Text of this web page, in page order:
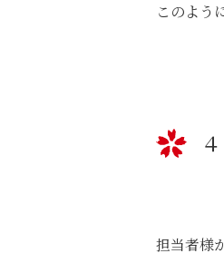
このよう
担当者様